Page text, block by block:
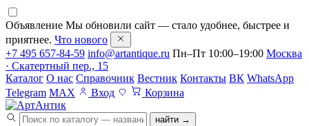
Объявление Мы обновили сайт — стало удобнее, быстрее и
приятнее. Что нового
+7 495 657-84-59 info@artantique.ru Пн–Пт 10:00–19:00 Москва
· Скатертный пер., 15
Каталог О нас Справочник Вестник Контакты ВК WhatsApp
Telegram MAX Вход Корзина
найти →